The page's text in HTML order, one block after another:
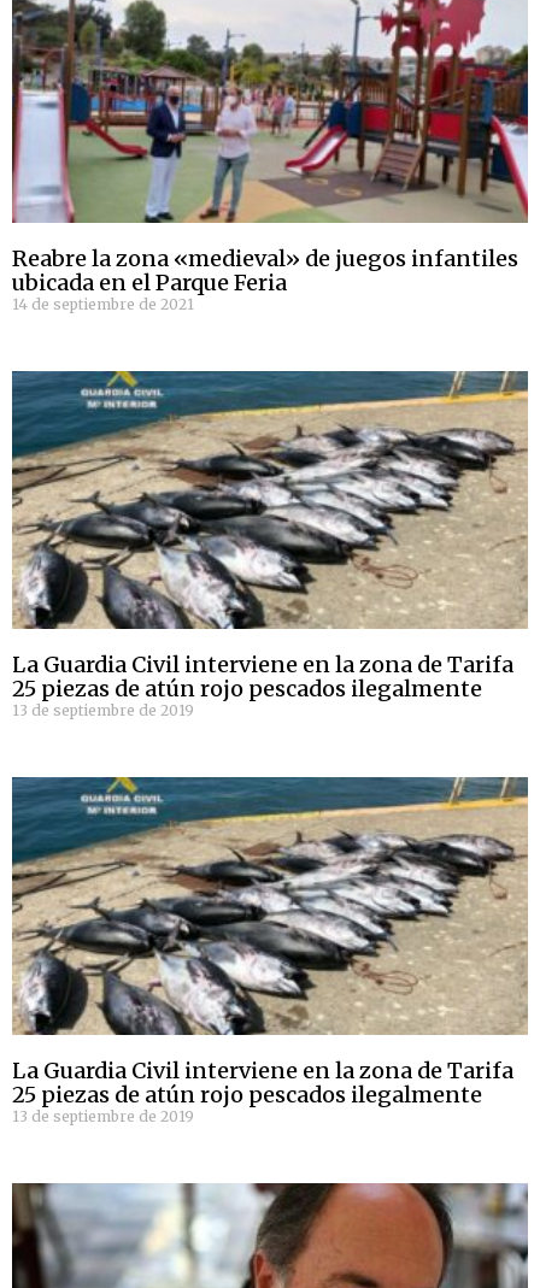
Reabre la zona «medieval» de juegos infantiles
ubicada en el Parque Feria
14 de septiembre de 2021
La Guardia Civil interviene en la zona de Tarifa
25 piezas de atún rojo pescados ilegalmente
13 de septiembre de 2019
La Guardia Civil interviene en la zona de Tarifa
25 piezas de atún rojo pescados ilegalmente
13 de septiembre de 2019